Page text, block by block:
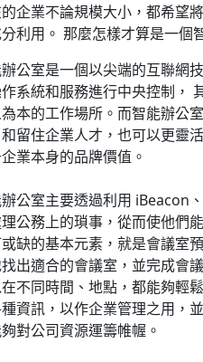
企業不論規模大小，都希望
利用。 那麼怎樣才算是一個
公室是一個以尖端的互聯網
系統和服務進行中央控制，
本的工作場所。而智能辦公
留住企業人才，也可以更靈
業本身的品牌價值。
公室主要透過利用 iBeacon
公務上的瑣事，從而使他們
缺的基本元素，就是會議室
出適合的會議室，並完成會
不同時間、地點，都能夠輕
資訊，以作企業管理之用，
對公司資源運籌帷幄。